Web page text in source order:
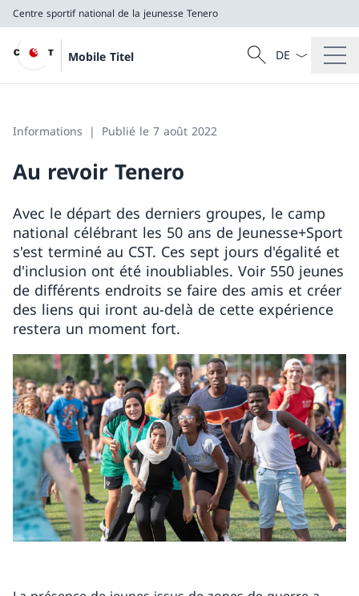
Centre sportif national de la jeunesse Tenero
Mobile Titel
Recherche
Recherche
La langue
Informations Publié le 7 août 2022
Au revoir Tenero
Avec le départ des derniers groupes, le camp
national célébrant les 50 ans de Jeunesse+Sport
s'est terminé au CST. Ces sept jours d'égalité et
d'inclusion ont été inoubliables. Voir 550 jeunes
de différents endroits se faire des amis et créer
des liens qui iront au-delà de cette expérience
restera un moment fort.